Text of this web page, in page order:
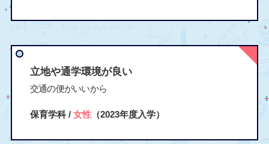
立地や通学環境が良い
交通の便がいいから
保育学科 / 女性（2023年度入学）